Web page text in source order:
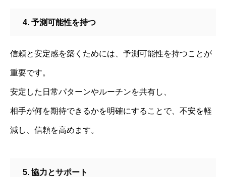
4. 予測可能性を持つ
信頼と安定感を築くためには、予測可能性を持つことが
重要です。
安定した日常パターンやルーチンを共有し、
相手が何を期待できるかを明確にすることで、不安を軽
減し、信頼を高めます。
5. 協力とサポート